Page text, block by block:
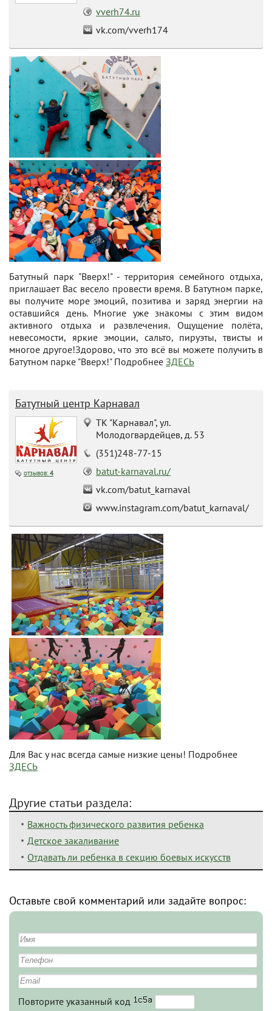
vverh74.ru
vk.com/vverh174
Батутный парк "Вверх!" - территория семейного отдыха,
приглашает Вас весело провести время. В Батутном парке,
вы получите море эмоций, позитива и заряд энергии на
оставшийся день. Многие уже знакомы с этим видом
активного отдыха и развлечения. Ощущение полёта,
невесомости, яркие эмоции, сальто, пируэты, твисты и
многое другое!Здорово, что это всё вы можете получить в
Батутном парке "Вверх!" Подробнее ЗДЕСЬ
Батутный центр Карнавал
отзывов:4
ТК "Карнавал", ул.
Молодогвардейцев, д. 53
(351)248-77-15
batut-karnaval.ru/
vk.com/batut_karnaval
www.instagram.com/batut_karnaval/
Для Вас у нас всегда самые низкие цены! Подробнее
ЗДЕСЬ
Другие статьи раздела:
Важность физического развития ребенка
Детское закаливание
Отдавать ли ребенка в секцию боевых искусств
Оставьте свой комментарий или задайте вопрос:
Повторите указанный код